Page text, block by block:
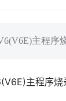
主程序
主程序